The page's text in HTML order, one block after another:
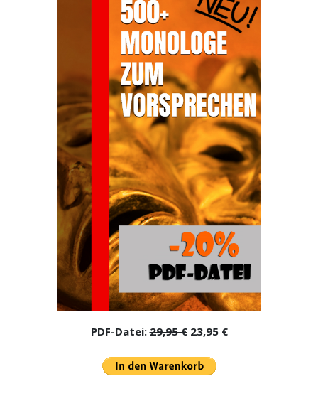
PDF-Datei:29,95 €23,95 €